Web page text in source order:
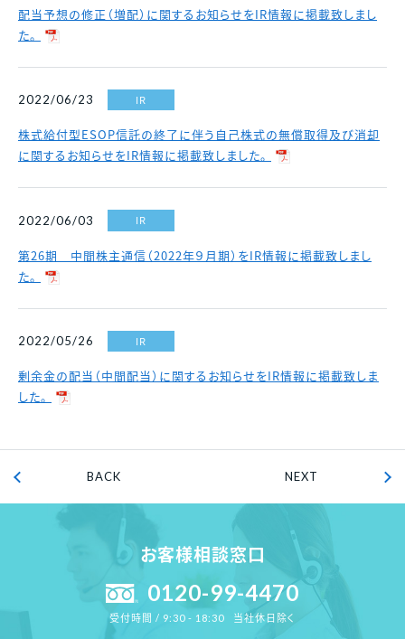
配当予想の修正（増配）に関するお知らせをIR情報に掲載致しまし
た。
2022/06/23 IR
株式給付型ESOP信託の終了に伴う自己株式の無償取得及び消却
に関するお知らせをIR情報に掲載致しました。
2022/06/03 IR
第26期 中間株主通信（2022年９月期）をIR情報に掲載致しまし
た。
2022/05/26 IR
剰余金の配当（中間配当）に関するお知らせをIR情報に掲載致しま
した。
BACK NEXT
お客様相談窓口
0120-99-4470
受付時間 / 9:30 - 18:30 当社休日除く